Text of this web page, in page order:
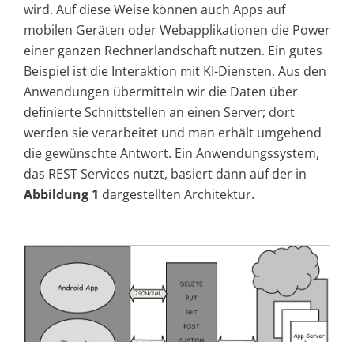
wird. Auf diese Weise können auch Apps auf
mobilen Geräten oder Webapplikationen die Power
einer ganzen Rechnerlandschaft nutzen. Ein gutes
Beispiel ist die Interaktion mit KI-Diensten. Aus den
Anwendungen übermitteln wir die Daten über
definierte Schnittstellen an einen Server; dort
werden sie verarbeitet und man erhält umgehend
die gewünschte Antwort. Ein Anwendungssystem,
das REST Services nutzt, basiert dann auf der in
Abbildung 1 dargestellten Architektur.